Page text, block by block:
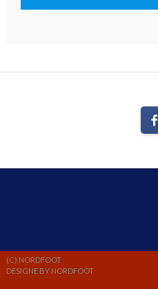
(C) NORDFOOT
DESIGNE BY NORDFOOT